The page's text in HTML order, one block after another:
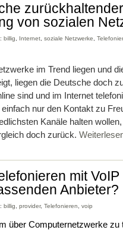
von sozialen
billig, Internet, soziale Netzwerke,
im Trend liegen und
liegen die Deutsche doch
sind und im Internet
nur den Kontakt zu
Kanäle halten
doch zurück.
mit
Anbieter?
billig provider, Telefonieren voip
über Computernetzwerke zu